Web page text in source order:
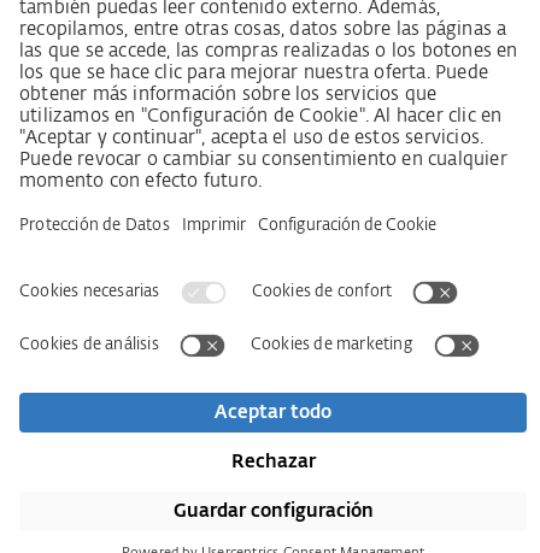
Procedimiento de reclamación según §§ 8, 9 de la ley
sobre el deber de diligencia en la cadena de suministro
Aviso legal
AVB / AGB
Declaración de protección de datos
Declaración de accesibilidad
Kontakt